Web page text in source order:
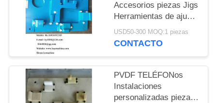
Accesorios piezas Jigs
Herramientas de ajuste
personalizado
Accesorios piezas Jigs
de plástico de
ingeniería PVC
Accesorios limpios
USD50-300 MOQ:1 piezas
CONTACTO
PVDF TELÉFONos
Instalaciones
personalizadas piezas